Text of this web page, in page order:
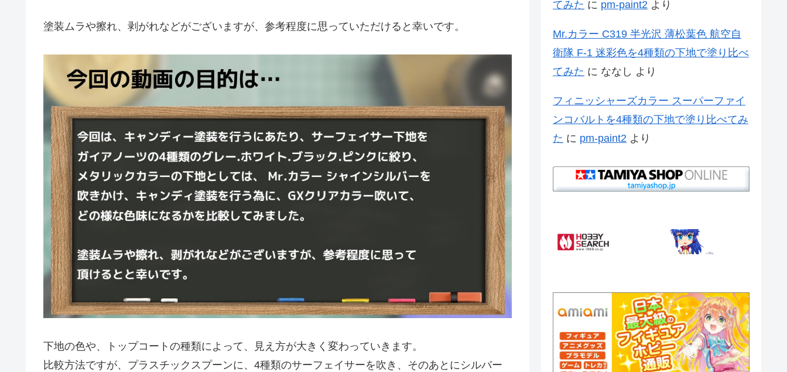
塗装ムラや擦れ、剥がれなどがございますが、参考程度に思っていただけると幸いです。
下地の色や、トップコートの種類によって、見え方が大きく変わっていきます。
比較方法ですが、プラスチックスプーンに、4種類のサーフェイサーを吹き、そのあとにシルバー
てみた に pm-paint2 より
Mr.カラー C319 半光沢 薄松葉色 航空自
衛隊 F-1 迷彩色を4種類の下地で塗り比べ
てみた に ななし より
フィニッシャーズカラー スーパーファイ
ンコバルトを4種類の下地で塗り比べてみ
た に pm-paint2 より